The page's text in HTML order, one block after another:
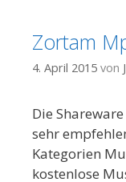
Zortam
4. April 2015 von
Die
sehr
Kategorien
kostenlose